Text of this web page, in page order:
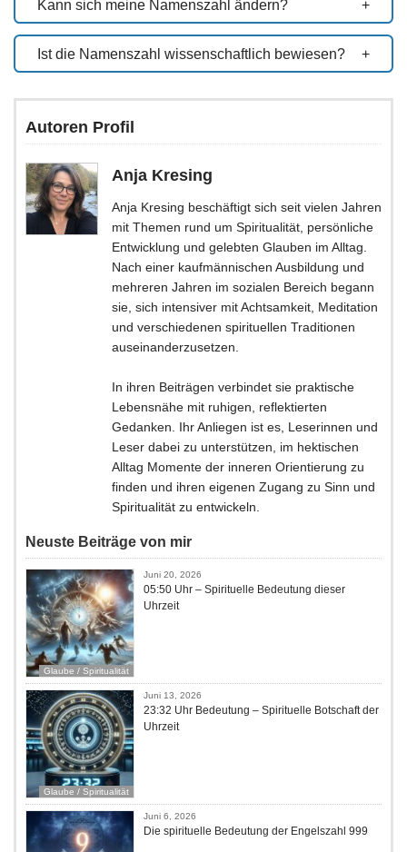
Kann sich meine Namenszahl ändern?
Ist die Namenszahl wissenschaftlich bewiesen?
Autoren Profil
Anja Kresing
Anja Kresing beschäftigt sich seit vielen Jahren
mit Themen rund um Spiritualität, persönliche
Entwicklung und gelebten Glauben im Alltag.
Nach einer kaufmännischen Ausbildung und
mehreren Jahren im sozialen Bereich begann
sie, sich intensiver mit Achtsamkeit, Meditation
und verschiedenen spirituellen Traditionen
auseinanderzusetzen.
In ihren Beiträgen verbindet sie praktische
Lebensnähe mit ruhigen, reflektierten
Gedanken. Ihr Anliegen ist es, Leserinnen und
Leser dabei zu unterstützen, im hektischen
Alltag Momente der inneren Orientierung zu
finden und ihren eigenen Zugang zu Sinn und
Spiritualität zu entwickeln.
Neuste Beiträge von mir
Glaube / Spiritualität
Juni 20, 2026
05:50 Uhr – Spirituelle Bedeutung dieser
Uhrzeit
Glaube / Spiritualität
Juni 13, 2026
23:32 Uhr Bedeutung – Spirituelle Botschaft der
Uhrzeit
Juni 6, 2026
Die spirituelle Bedeutung der Engelszahl 999